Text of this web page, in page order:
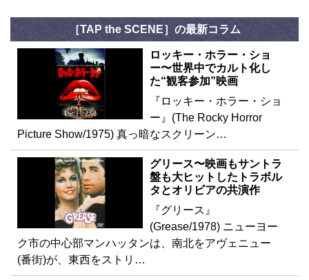
［TAP the SCENE］の最新コラム
ロッキー・ホラー・ショ
ー〜世界中でカルト化し
た“観客参加”映画
『ロッキー・ホラー・ショ
ー』(The Rocky Horror
Picture Show/1975) 真っ暗なスクリーン…
グリース〜映画もサントラ
盤も大ヒットしたトラボル
タとオリビアの共演作
『グリース』
(Grease/1978) ニューヨー
ク市の中心部マンハッタンは、南北をアヴェニュー
(番街)が、東西をストリ…